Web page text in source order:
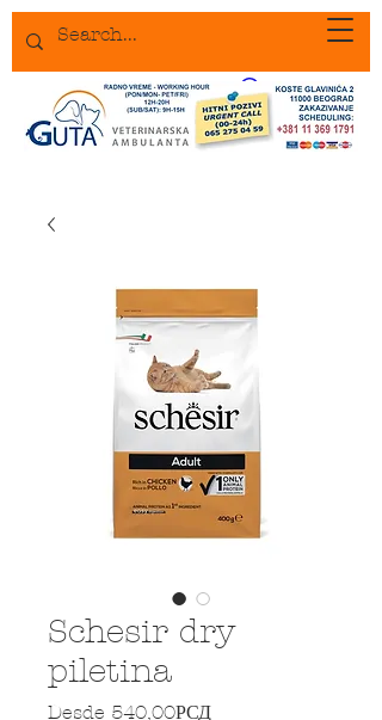
Schesir dry
piletina
Desde 540,00РСДPrecio de oferta